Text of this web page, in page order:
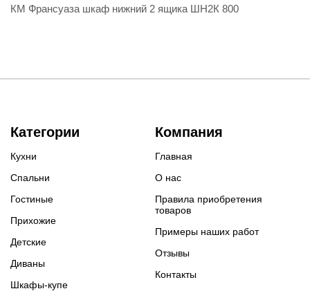
КМ Франсуаза шкаф нижний 2 ящика ШН2К 800
Категории
Кухни
Спальни
Гостиные
Прихожие
Детские
Диваны
Шкафы-купе
Компания
Главная
О нас
Правила приобретения
товаров
Примеры наших работ
Отзывы
Контакты